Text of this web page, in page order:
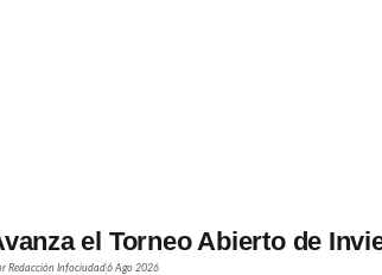
el Torneo Abierto de
Redacción Infociudad6 Ago 2026